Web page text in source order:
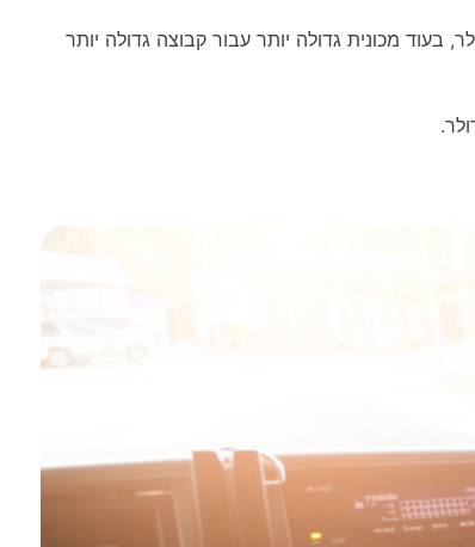
ההשכרה יהיה תלוי בסוג הרכב שתבחרו. לדוגמה, מכונית קטנה סטנדרטית של אחד עד שלושה מושבים עולה בסביבות 19 דולר, בעוד מכונית גדולה יותר עבור קבוצה גדולה יותר